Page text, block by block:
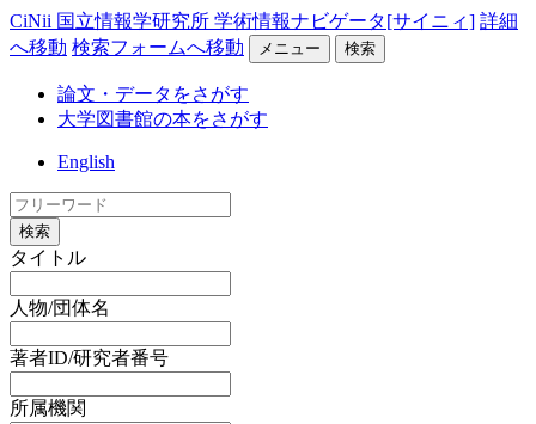
CiNii 国立情報学研究所 学術情報ナビゲータ[サイニィ] 詳細
へ移動 検索フォームへ移動 メニュー 検索
論文・データをさがす
大学図書館の本をさがす
English
検索
タイトル
人物/団体名
著者ID/研究者番号
所属機関